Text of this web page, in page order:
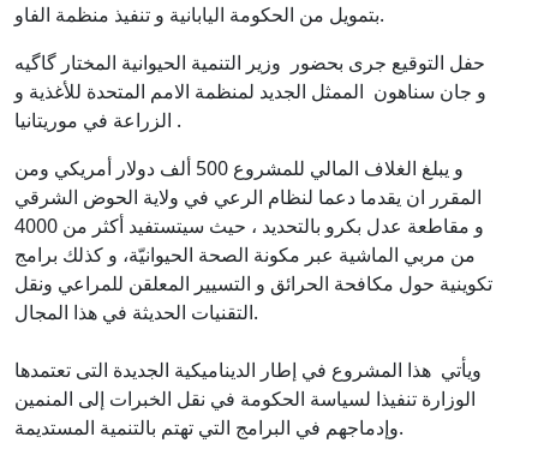
بتمويل من الحكومة اليابانية و تنفيذ منظمة الفاو.
حفل التوقيع جرى بحضور وزير التنمية الحيوانية المختار گاگيه
و جان سناهون الممثل الجديد لمنظمة الامم المتحدة للأغذية و
الزراعة في موريتانيا .
و يبلغ الغلاف المالي للمشروع 500 ألف دولار أمريكي ومن
المقرر ان يقدما دعما لنظام الرعي في ولاية الحوض الشرقي
و مقاطعة عدل بكرو بالتحديد ، حيث سيتستفيد أكثر من 4000
من مربي الماشية عبر مكونة الصحة الحيوانيّة، و كذلك برامج
تكوينية حول مكافحة الحرائق و التسيير المعلقن للمراعي ونقل
التقنيات الحديثة في هذا المجال.
ويأتي هذا المشروع في إطار الديناميكية الجديدة التى تعتمدها
الوزارة تنفيذا لسياسة الحكومة في نقل الخبرات إلى المنمين
وإدماجهم في البرامج التي تهتم بالتنمية المستديمة.